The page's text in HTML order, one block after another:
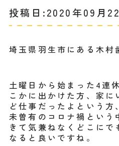
投稿日:2020年09月
埼玉県羽生市にある木村
土曜日から始まった4連
こかに出かけた方、家に
ど仕事だったよという方
未曽有のコロナ禍という
きて気兼ねなくどこにで
なると良いですね。